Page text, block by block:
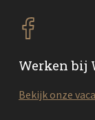
Werken bij
Bekijk onze